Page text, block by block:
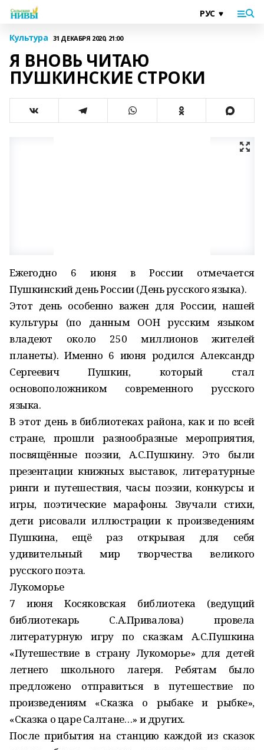
Культура 31 ДЕКАБРЯ 2020, 21:00
Я ВНОВЬ ЧИТАЮ
ПУШКИНСКИЕ СТРОКИ
Ежегодно 6 июня в России отмечается
Пушкинский день России (День русского языка).
Этот день особенно важен для России, нашей
культуры (по данным ООН русским языком
владеют около 250 миллионов жителей
планеты). Именно 6 июня родился Александр
Сергеевич Пушкин, который стал
основоположником современного русского
языка.
В этот день в библиотеках района, как и по всей
стране, прошли разнообразные мероприятия,
посвящённые поэзии, А.С.Пушкину. Это были
презентации книжных выставок, литературные
ринги и путешествия, часы поэзии, конкурсы и
игры, поэтические марафоны. Звучали стихи,
дети рисовали иллюстрации к произведениям
Пушкина, ещё раз открывая для себя
удивительный мир творчества великого
русского поэта.
Лукоморье
7 июня Косяковская библиотека (ведущий
библиотекарь С.А.Привалова) провела
литературную игру по сказкам А.С.Пушкина
«Путешествие в страну Лукоморье» для детей
летнего школьного лагеря. Ребятам было
предложено отправиться в путешествие по
произведениям «Сказка о рыбаке и рыбке»,
«Сказка о царе Салтане…» и других.
После прибытия на станцию каждой из сказок